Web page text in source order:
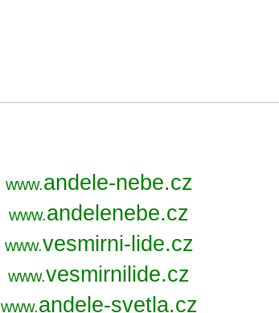
www.andele-nebe.cz
www.andelenebe.cz
www.vesmirni-lide.cz
www.vesmirnilide.cz
www.andele-svetla.cz